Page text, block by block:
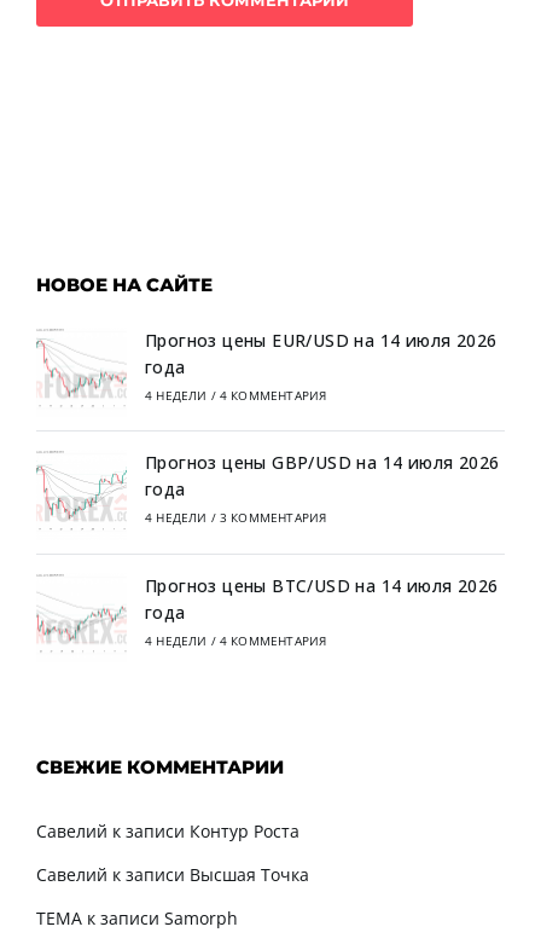
НОВОЕ НА САЙТЕ
Прогноз цены EUR/USD на 14 июля 2026
года
4 НЕДЕЛИ / 4 КОММЕНТАРИЯ
Прогноз цены GBP/USD на 14 июля 2026
года
4 НЕДЕЛИ / 3 КОММЕНТАРИЯ
Прогноз цены BTC/USD на 14 июля 2026
года
4 НЕДЕЛИ / 4 КОММЕНТАРИЯ
СВЕЖИЕ КОММЕНТАРИИ
Савелий к записи Контур Роста
Савелий к записи Высшая Точка
TEMA к записи Samorph